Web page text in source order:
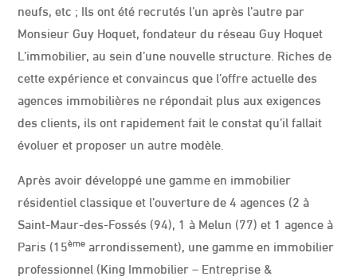
neufs, etc ; Ils ont été recrutés l’un après l’autre par
Monsieur Guy Hoquet, fondateur du réseau Guy Hoquet
L’immobilier, au sein d’une nouvelle structure. Riches de
cette expérience et convaincus que l’offre actuelle des
agences immobilières ne répondait plus aux exigences
des clients, ils ont rapidement fait le constat qu’il fallait
évoluer et proposer un autre modèle.
Après avoir développé une gamme en immobilier
résidentiel classique et l’ouverture de 4 agences (2 à
Saint-Maur-des-Fossés (94), 1 à Melun (77) et 1 agence à
Paris (15ème arrondissement), une gamme en immobilier
professionnel (King Immobilier – Entreprise &